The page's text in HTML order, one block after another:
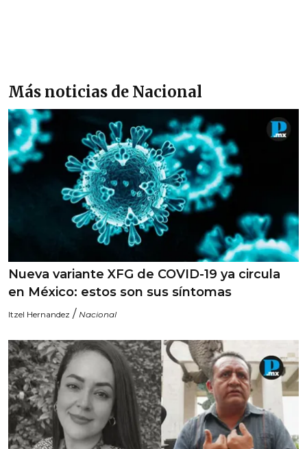
Más noticias de Nacional
Nueva variante XFG de COVID-19 ya circula
en México: estos son sus síntomas
Itzel Hernandez / Nacional